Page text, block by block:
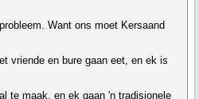
Want ons moet Kersaand
vriende en bure gaan eet, en ek is
te maak, en ek gaan 'n tradisionele